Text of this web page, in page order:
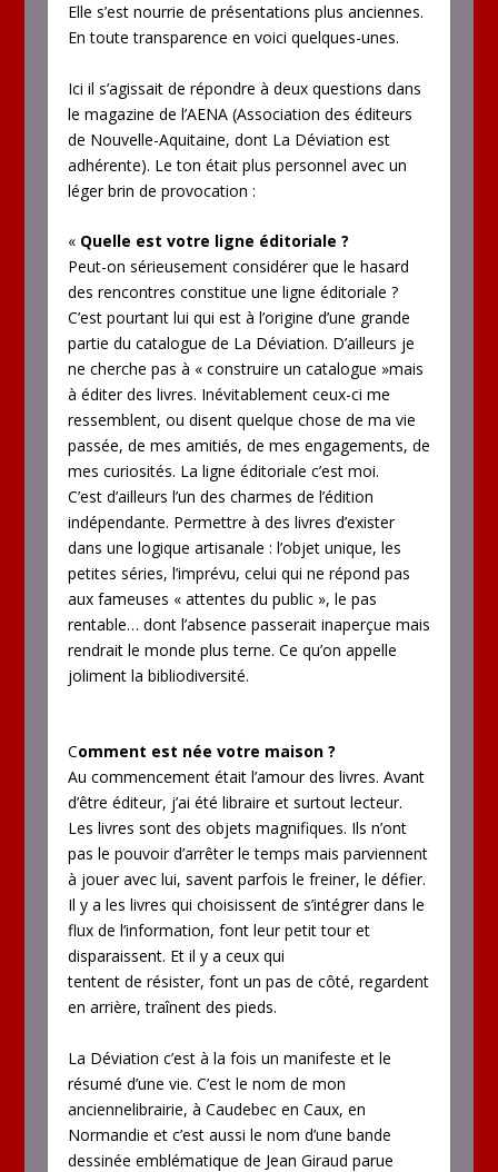
Elle s’est nourrie de présentations plus anciennes.
En toute transparence en voici quelques-unes.
Ici il s’agissait de répondre à deux questions dans
le magazine de l’AENA (Association des éditeurs
de Nouvelle-Aquitaine, dont La Déviation est
adhérente). Le ton était plus personnel avec un
léger brin de provocation :
« Quelle est votre ligne éditoriale ?
Peut-on sérieusement considérer que le hasard
des rencontres constitue une ligne éditoriale ?
C’est pourtant lui qui est à l’origine d’une grande
partie du catalogue de La Déviation. D’ailleurs je
ne cherche pas à « construire un catalogue »mais
à éditer des livres. Inévitablement ceux-ci me
ressemblent, ou disent quelque chose de ma vie
passée, de mes amitiés, de mes engagements, de
mes curiosités. La ligne éditoriale c’est moi.
C’est d’ailleurs l’un des charmes de l’édition
indépendante. Permettre à des livres d’exister
dans une logique artisanale : l’objet unique, les
petites séries, l’imprévu, celui qui ne répond pas
aux fameuses « attentes du public », le pas
rentable… dont l’absence passerait inaperçue mais
rendrait le monde plus terne. Ce qu’on appelle
joliment la bibliodiversité.
Comment est née votre maison ?
Au commencement était l’amour des livres. Avant
d’être éditeur, j’ai été libraire et surtout lecteur.
Les livres sont des objets magnifiques. Ils n’ont
pas le pouvoir d’arrêter le temps mais parviennent
à jouer avec lui, savent parfois le freiner, le défier.
Il y a les livres qui choisissent de s’intégrer dans le
flux de l’information, font leur petit tour et
disparaissent. Et il y a ceux qui
tentent de résister, font un pas de côté, regardent
en arrière, traînent des pieds.
La Déviation c’est à la fois un manifeste et le
résumé d’une vie. C’est le nom de mon
anciennelibrairie, à Caudebec en Caux, en
Normandie et c’est aussi le nom d’une bande
dessinée emblématique de Jean Giraud parue